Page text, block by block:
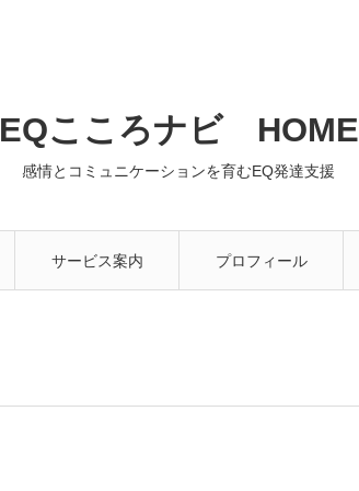
EQこころナビ HOME
感情とコミュニケーションを育むEQ発達支援
サービス案内 プロフィール